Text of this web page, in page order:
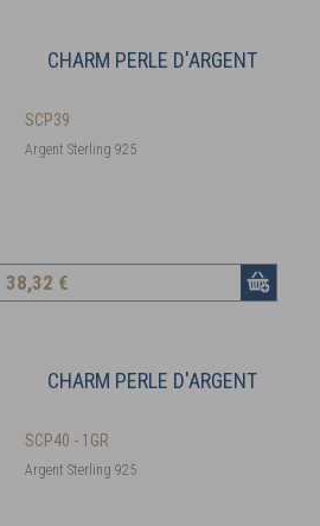
CHARM PERLE D'ARGENT
SCP39
Argent Sterling 925
38,32 €
CHARM PERLE D'ARGENT
SCP40 - 1GR
Argent Sterling 925